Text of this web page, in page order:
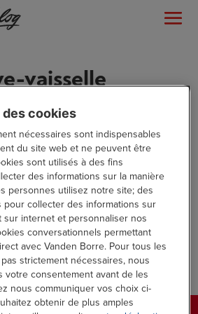
vaisselle
Essayez d'affiner votre
de navigation ci-dessus pour
cookies
nécessaires sont indispensables
du site web et ne peuvent être
sont utilisés à des fins
des informations sur la manière
personnes utilisez notre site; des
pour collecter des informations sur
internet et personnaliser nos
conversationnels permettant
avec Vanden Borre. Pour tous les
strictement nécessaires, nous
votre consentement avant de les
nous communiquer vos choix ci-
obtenir de plus amples